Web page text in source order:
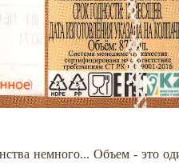
немного... Объем - это